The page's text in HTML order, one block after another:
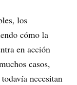
los
cómo la
en acción
casos,
necesitan